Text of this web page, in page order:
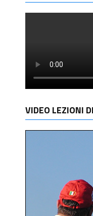
VIDEO LEZIONI